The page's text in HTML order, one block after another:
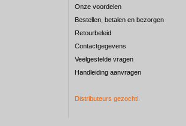
Onze voordelen
Bestellen, betalen en bezorgen
Retourbeleid
Contactgegevens
Veelgestelde vragen
Handleiding aanvragen
Distributeurs gezocht!